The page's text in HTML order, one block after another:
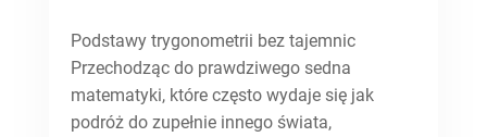
Podstawy trygonometrii bez tajemnic
Przechodząc do prawdziwego sedna
matematyki, które często wydaje się jak
podróż do zupełnie innego świata,